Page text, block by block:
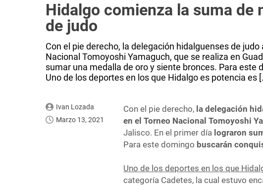
Hidalgo comienza la suma de
de judo
Con el pie derecho, la delegación hidalguenses de
Nacional Tomoyoshi Yamaguch, que se realiza en
sumar una medalla de oro y siente bronces. Para
Uno de los deportes en los que Hidalgo es potencia es
Ivan Lozada
Marzo 13, 2021
Con el pie derecho, la delegación
en el Torneo Nacional Tomoyoshi
Jalisco. En el primer día lograron
Para este domingo buscarán
Uno de los deportes en los que
categoría Cadetes, la cual estuvo